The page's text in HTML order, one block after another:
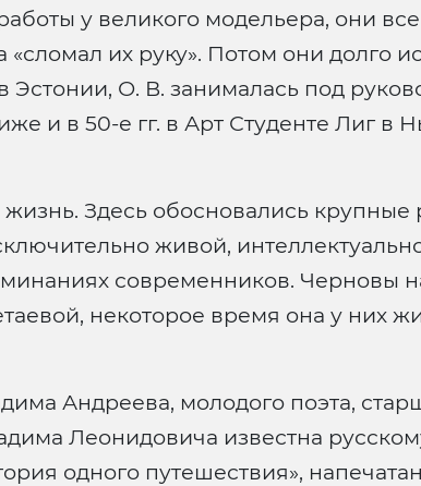
у великого модельера, они
их руку». Потом они долго
Эстонии, О. В. занималась под
и в 50-е гг. в Арт Студенте Лиг в
Здесь обосновались крупные
живой,
современников. Черновы
некоторое время она у них
Андреева, молодого поэта,
Леонидовича известна
одного путешествия»,